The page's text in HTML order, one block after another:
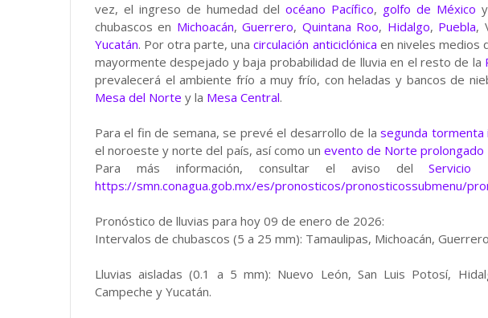
vez, el ingreso de humedad delocéano Pacífico, golfo de México y
chubascos en Michoacán,Guerrero, Quintana Roo, Hidalgo, Puebla,
Yucatán. Por otra parte, unacirculación anticiclónica en niveles medios
mayormente despejado y baja probabilidad de lluvia en el resto de la
prevalecerá el ambiente frío a muy frío, con heladas y bancos de
Mesa del Norte y la Mesa Central.
Para el fin de semana, se prevé el desarrollo de lasegunda tormenta
el noroeste y norte del país, así como unevento de Norte prolongado
Para más información, consultar el aviso delServicio
https://smn.conagua.gob.mx/es/pronosticos/pronosticossubmenu/
Pronóstico de lluvias para hoy 09 de enero de 2026:
Intervalos de chubascos (5 a 25 mm): Tamaulipas, Michoacán,
Lluvias aisladas (0.1 a 5 mm): Nuevo León, San Luis Potosí,
Campeche y Yucatán.